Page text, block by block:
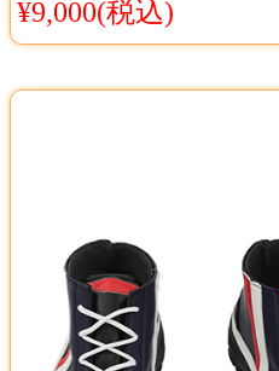
ザインモデル
料無料
¥9,000(税込)